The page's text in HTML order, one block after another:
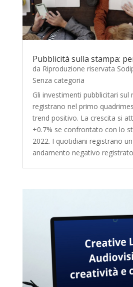
Pubblicità sulla stampa:
da Riproduzione riservata
Senza categoria
Gli investimenti pubblicitari sul
registrano nel primo
trend positivo. La crescita si
+0.7% se confrontato con lo
2022. I quotidiani registrano
andamento negativo